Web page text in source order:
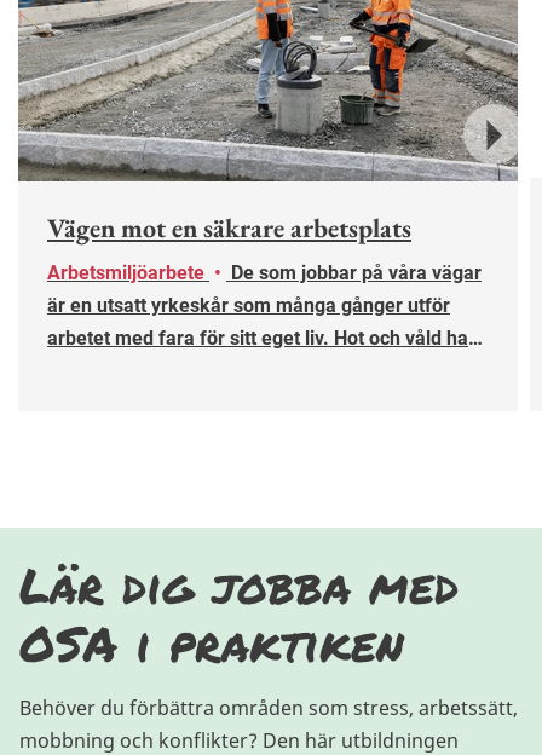
Nästa
Vägen mot en säkrare arbetsplats
Arbetsmiljöarbete •
är en utsatt yrkeskår som många gånger utför
arbetet med fara för sitt eget liv. Hot och våld har
Lär dig jobba med
OSA i praktiken
Behöver du förbättra områden som stress, arbetssätt,
mobbning och konflikter? Den här utbildningen